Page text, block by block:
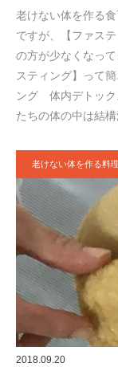
老けない体を作る
ですが、【ファス
の方が少なくなっ
スティング】って
ング 体内デトック
たちの体の中は結
老けない体を作る料
2018.09.20